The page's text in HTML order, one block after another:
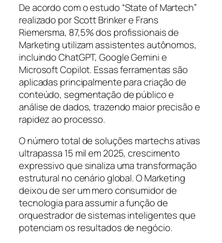
De acordo com o estudo “State of Martech”
realizado por Scott Brinker e Frans
Riemersma, 87,5% dos profissionais de
Marketing utilizam assistentes autônomos,
incluindo ChatGPT, Google Gemini e
Microsoft Copilot. Essas ferramentas são
aplicadas principalmente para criação de
conteúdo, segmentação de público e
análise de dados, trazendo maior precisão e
rapidez ao processo.
O número total de soluções martechs ativas
ultrapassa 15 mil em 2025, crescimento
expressivo que sinaliza uma transformação
estrutural no cenário global. O Marketing
deixou de ser um mero consumidor de
tecnologia para assumir a função de
orquestrador de sistemas inteligentes que
potenciam os resultados de negócio.